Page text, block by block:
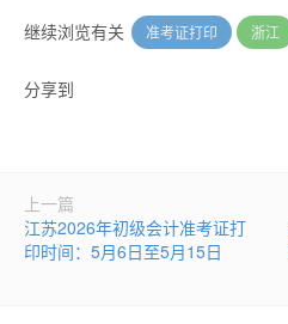
继续浏览有关 准考证打印 浙江
分享到
上一篇
江苏2026年初级会计准考证打
印时间：5月6日至5月15日